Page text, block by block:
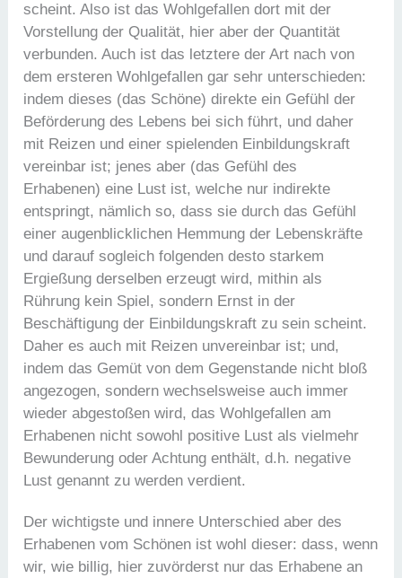
scheint. Also ist das Wohlgefallen dort mit der
Vorstellung der Qualität, hier aber der Quantität
verbunden. Auch ist das letztere der Art nach von
dem ersteren Wohlgefallen gar sehr unterschieden:
indem dieses (das Schöne) direkte ein Gefühl der
Beförderung des Lebens bei sich führt, und daher
mit Reizen und einer spielenden Einbildungskraft
vereinbar ist; jenes aber (das Gefühl des
Erhabenen) eine Lust ist, welche nur indirekte
entspringt, nämlich so, dass sie durch das Gefühl
einer augenblicklichen Hemmung der Lebenskräfte
und darauf sogleich folgenden desto starkem
Ergießung derselben erzeugt wird, mithin als
Rührung kein Spiel, sondern Ernst in der
Beschäftigung der Einbildungskraft zu sein scheint.
Daher es auch mit Reizen unvereinbar ist; und,
indem das Gemüt von dem Gegenstande nicht bloß
angezogen, sondern wechselsweise auch immer
wieder abgestoßen wird, das Wohlgefallen am
Erhabenen nicht sowohl positive Lust als vielmehr
Bewunderung oder Achtung enthält, d.h. negative
Lust genannt zu werden verdient.
Der wichtigste und innere Unterschied aber des
Erhabenen vom Schönen ist wohl dieser: dass, wenn
wir, wie billig, hier zuvörderst nur das Erhabene an